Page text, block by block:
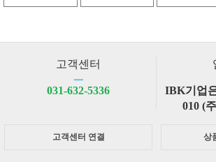
고객센터
ㅡ
031-632-5336
IBK기업
010 (
고객센터 연결 상